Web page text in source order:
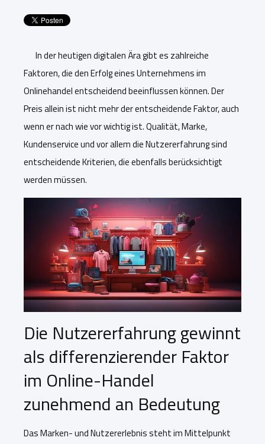
In der heutigen digitalen Ära gibt es zahlreiche
Faktoren, die den Erfolg eines Unternehmens im
Onlinehandel entscheidend beeinflussen können. Der
Preis allein ist nicht mehr der entscheidende Faktor, auch
wenn er nach wie vor wichtig ist. Qualität, Marke,
Kundenservice und vor allem die Nutzererfahrung sind
entscheidende Kriterien, die ebenfalls berücksichtigt
werden müssen.
Die Nutzererfahrung gewinnt
als differenzierender Faktor
im Online-Handel
zunehmend an Bedeutung
Das Marken- und Nutzererlebnis steht im Mittelpunkt